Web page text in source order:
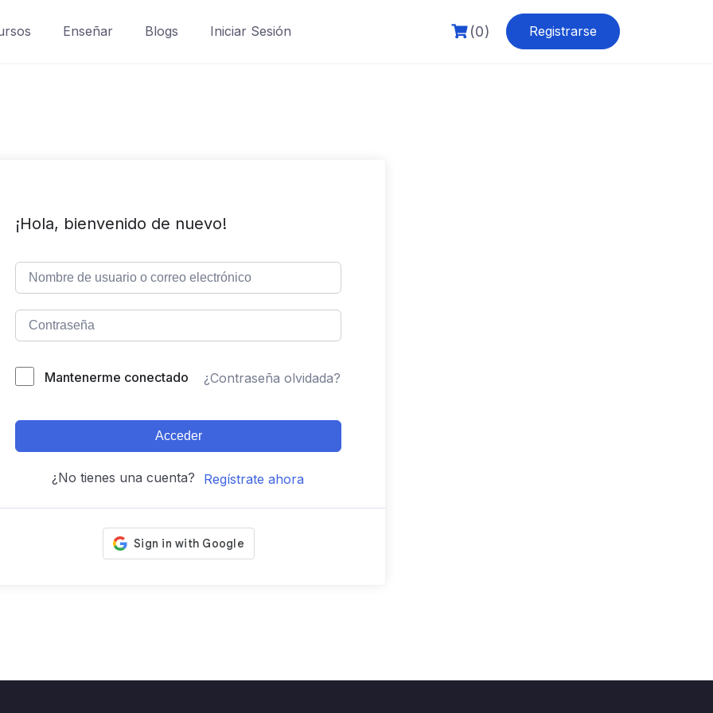
Enseñar Blogs Iniciar Sesión (0) Registrarse
¡Hola, bienvenido de nuevo!
Mantenerme conectado ¿Contraseña olvidada?
Acceder
¿No tienes una cuenta? Regístrate ahora